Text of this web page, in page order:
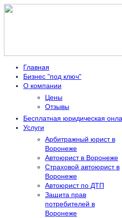
Главная
Бизнес "под ключ"
О компании
Цены
Отзывы
Бесплатная юридическая
Услуги
Арбитражный юрист в
Воронеже
Автоюрист в Воронеже
Страховой автоюрист в
Воронеже
Автоюрист по ДТП
Защита прав
потребителей в
Воронеже